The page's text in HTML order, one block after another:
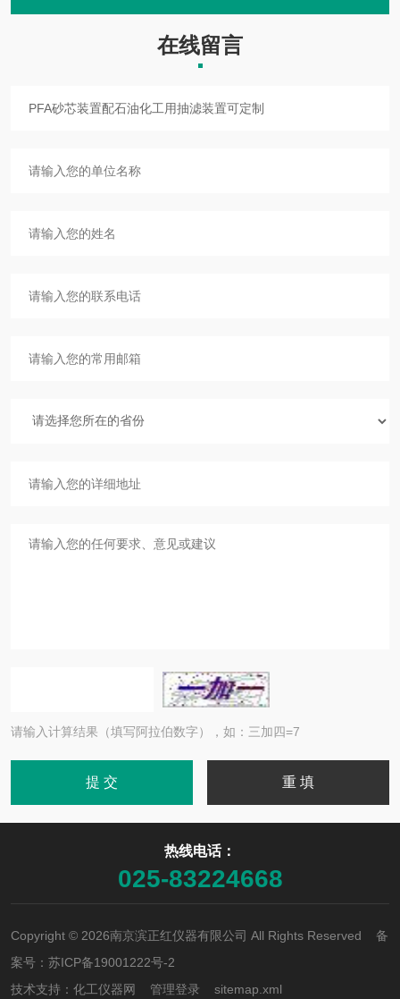
在线留言
请输入计算结果（填写阿拉伯数字），如：三加四=7
热线电话：
025-83224668
Copyright © 2026南京滨正红仪器有限公司 All Rights Reserved 备
案号： 苏ICP备19001222号-2
技术支持： 化工仪器网 管理登录 sitemap.xml